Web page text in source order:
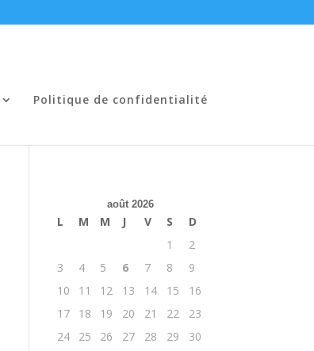
Politique de confidentialité
août 2026
L M M J V S
D
1
2
3
4 5 6 7 8
9
10
11 12 13 14 15
16
17
18 19 20 21 22
23
24
25 26 27 28 29
30